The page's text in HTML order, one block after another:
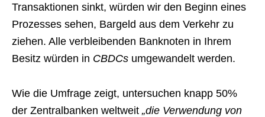
Transaktionen sinkt, würden wir den Beginn eines
Prozesses sehen, Bargeld aus dem Verkehr zu
ziehen. Alle verbleibenden Banknoten in Ihrem
Besitz würden in CBDCs umgewandelt werden.
Wie die Umfrage zeigt, untersuchen knapp 50%
der Zentralbanken weltweit „die Verwendung von